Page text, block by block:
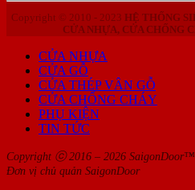
Copyright © 2010 - 2023 HỆ THỐNG
CỬA NHỰA, CỬA CHỐNG
CỬA NHỰA
CỬA GỖ
CỬA THÉP VÂN GỖ
CỬA CHỐNG CHÁY
PHỤ KIỆN
TIN TỨC
Copyright ⓒ 2016 – 2026 SaigonDoor™
Đơn vị chủ quản SaigonDoor